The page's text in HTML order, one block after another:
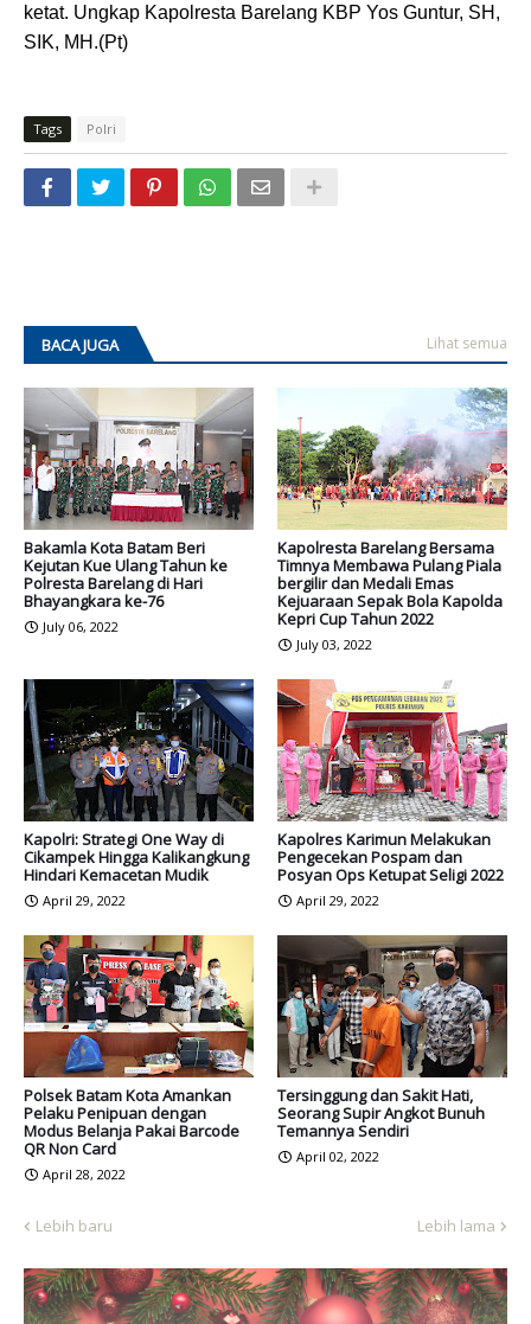
ketat. Ungkap Kapolresta Barelang KBP Yos Guntur, SH,
SIK, MH.(Pt)
Tags Polri
BACA JUGA Lihat semua
Bakamla Kota Batam Beri
Kejutan Kue Ulang Tahun ke
Polresta Barelang di Hari
Bhayangkara ke-76
July 06, 2022
Kapolresta Barelang Bersama
Timnya Membawa Pulang Piala
bergilir dan Medali Emas
Kejuaraan Sepak Bola Kapolda
Kepri Cup Tahun 2022
July 03, 2022
Kapolri: Strategi One Way di
Cikampek Hingga Kalikangkung
Hindari Kemacetan Mudik
April 29, 2022
Kapolres Karimun Melakukan
Pengecekan Pospam dan
Posyan Ops Ketupat Seligi 2022
April 29, 2022
Polsek Batam Kota Amankan
Pelaku Penipuan dengan
Modus Belanja Pakai Barcode
QR Non Card
April 28, 2022
Tersinggung dan Sakit Hati,
Seorang Supir Angkot Bunuh
Temannya Sendiri
April 02, 2022
Lebih baru Lebih lama